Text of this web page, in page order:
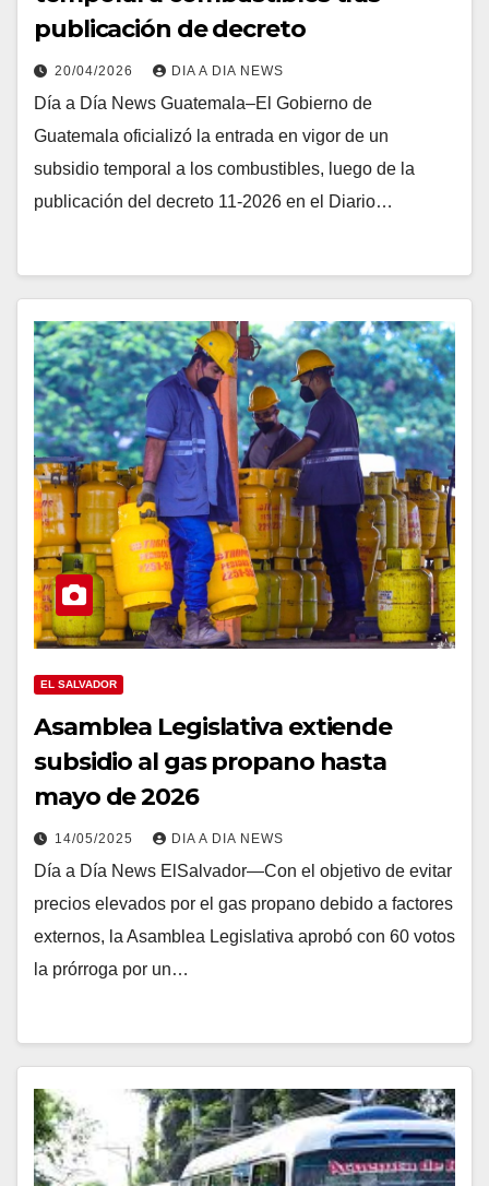
publicación de decreto
20/04/2026 DIA A DIA NEWS
Día a Día News Guatemala–El Gobierno de
Guatemala oficializó la entrada en vigor de un
subsidio temporal a los combustibles, luego de la
publicación del decreto 11-2026 en el Diario…
EL SALVADOR
Asamblea Legislativa extiende
subsidio al gas propano hasta
mayo de 2026
14/05/2025 DIA A DIA NEWS
Día a Día News ElSalvador—Con el objetivo de evitar
precios elevados por el gas propano debido a factores
externos, la Asamblea Legislativa aprobó con 60 votos
la prórroga por un…